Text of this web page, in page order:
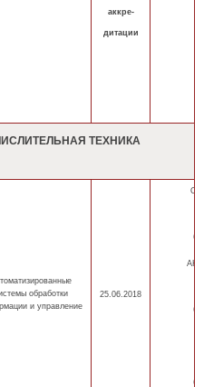
аккре-
дитации
ТЕХНИКА
обработки
и управление
25.06.2018